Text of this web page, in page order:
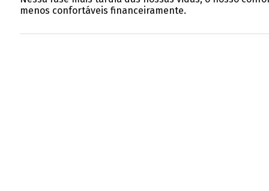
menos confortáveis financeiramente.